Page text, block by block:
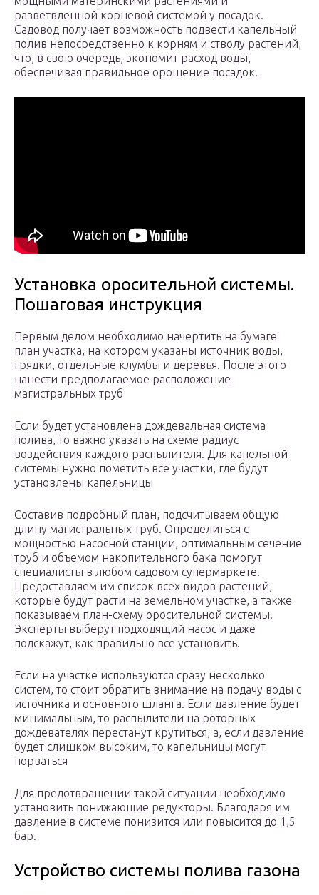
разветвленной корневой системой у посадок.
Садовод получает возможность подвести капельный
полив непосредственно к корням и стволу растений,
что, в свою очередь, экономит расход воды,
обеспечивая правильное орошение посадок.
Установка оросительной системы.
Пошаговая инструкция
Первым делом необходимо начертить на бумаге
план участка, на котором указаны источник воды,
грядки, отдельные клумбы и деревья. После этого
нанести предполагаемое расположение
магистральных труб
Если будет установлена дождевальная система
полива, то важно указать на схеме радиус
воздействия каждого распылителя. Для капельной
системы нужно пометить все участки, где будут
установлены капельницы
Составив подробный план, подсчитываем общую
длину магистральных труб. Определиться с
мощностью насосной станции, оптимальным сечение
труб и объемом накопительного бака помогут
специалисты в любом садовом супермаркете.
Предоставляем им список всех видов растений,
которые будут расти на земельном участке, а также
показываем план-схему оросительной системы.
Эксперты выберут подходящий насос и даже
подскажут, как правильно все установить.
Если на участке используются сразу несколько
систем, то стоит обратить внимание на подачу воды с
источника и основного шланга. Если давление будет
минимальным, то распылители на роторных
дождевателях перестанут крутиться, а, если давление
будет слишком высоким, то капельницы могут
порваться
Для предотвращении такой ситуации необходимо
установить понижающие редукторы. Благодаря им
давление в системе понизится или повысится до 1,5
бар.
Устройство системы полива газона